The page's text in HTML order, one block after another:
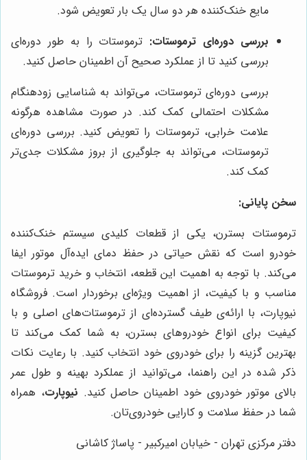
مایع خنک‌کننده هر دو سال یک بار تعویض شود.
بررسی دوره‌ای ترموستات: ترموستات را به طور دوره‌ای
بررسی کنید تا از عملکرد صحیح آن اطمینان حاصل کنید.
بررسی دوره‌ای ترموستات، می‌تواند به شناسایی زودهنگام
مشکلات احتمالی کمک کند. در صورت مشاهده هرگونه
علامت خرابی، ترموستات را تعویض کنید. بررسی دوره‌ای
ترموستات، می‌تواند به جلوگیری از بروز مشکلات جدی‌تر
کمک کند.
سخن پایانی:
ترموستات بسترن، یکی از قطعات کلیدی سیستم خنک‌کننده
خودرو است که نقش حیاتی در حفظ دمای ایده‌آل موتور ایفا
می‌کند. با توجه به اهمیت این قطعه، انتخاب و خرید ترموستات
مناسب و با کیفیت، از اهمیت ویژه‌ای برخوردار است. فروشگاه
نیوپارت، با ارائه‌ی طیف گسترده‌ای از ترموستات‌های اصلی و با
کیفیت برای انواع خودروهای بسترن، به شما کمک می‌کند تا
بهترین گزینه را برای خودروی خود انتخاب کنید. با رعایت نکات
ذکر شده در این راهنما، می‌توانید از عملکرد بهینه و طول عمر
بالای موتور خودروی خود اطمینان حاصل کنید. نیوپارت، همراه
شما در حفظ سلامت و کارایی خودروی‌تان.
دفتر مرکزی تهران - خیابان امیرکبیر - پاساژ کاشانی